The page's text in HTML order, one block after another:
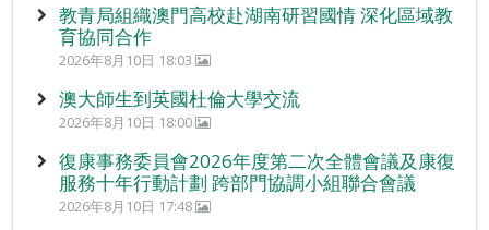
教青局組織澳門高校赴湖南研習國情 深化區域教
育協同合作
2026年8月10日 18:03
澳大師生到英國杜倫大學交流
2026年8月10日 18:00
復康事務委員會2026年度第二次全體會議及康復
服務十年行動計劃 跨部門協調小組聯合會議
2026年8月10日 17:48